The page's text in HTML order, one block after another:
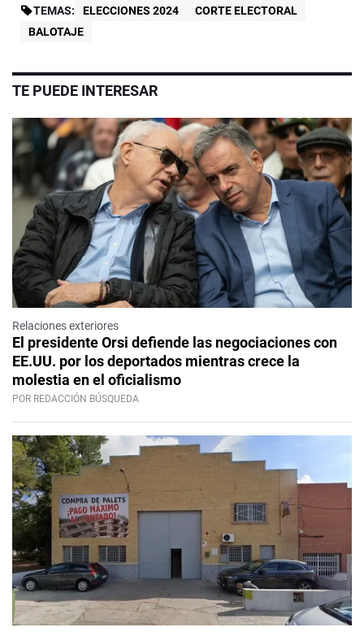
TEMAS: ELECCIONES 2024
CORTE ELECTORAL
BALOTAJE
TE PUEDE INTERESAR
Relaciones exteriores
El presidente Orsi defiende las negociaciones con
EE.UU. por los deportados mientras crece la
molestia en el oficialismo
POR REDACCIÓN BÚSQUEDA